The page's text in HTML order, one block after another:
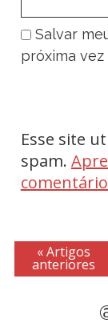
Salvar
próxima vez
Esse site
spam.
« Artigos
anteriores